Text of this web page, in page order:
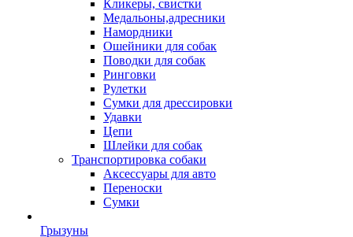
Кликеры, свистки
Медальоны,адресники
Намордники
Ошейники для собак
Поводки для собак
Ринговки
Рулетки
Сумки для дрессировки
Удавки
Цепи
Шлейки для собак
Транспортировка собаки
Аксессуары для авто
Переноски
Сумки
Грызуны